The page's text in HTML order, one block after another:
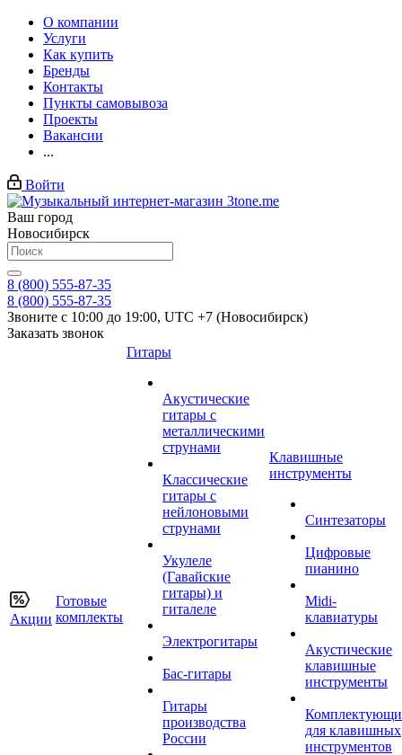
О компании
Услуги
Как купить
Бренды
Контакты
Пункты самовывоза
Проекты
Вакансии
...
Войти
Ваш город
Новосибирск
8 (800) 555-87-35
8 (800) 555-87-35
Звоните с 10:00 до 19:00, UTC +7 (Новосибирск)
Заказать звонок
Акции
Готовые
комплекты
Гитары
Акустические
гитары с
металлическими
струнами
Классические
гитары с
нейлоновыми
струнами
Укулеле
(Гавайские
гитары) и
гиталеле
Электрогитары
Бас-гитары
Гитары
производства
России
Клавишные
инструменты
Синтезаторы
Цифровые
пианино
Midi-
клавиатуры
Акустические
клавишные
инструменты
для клавишных
инструментов